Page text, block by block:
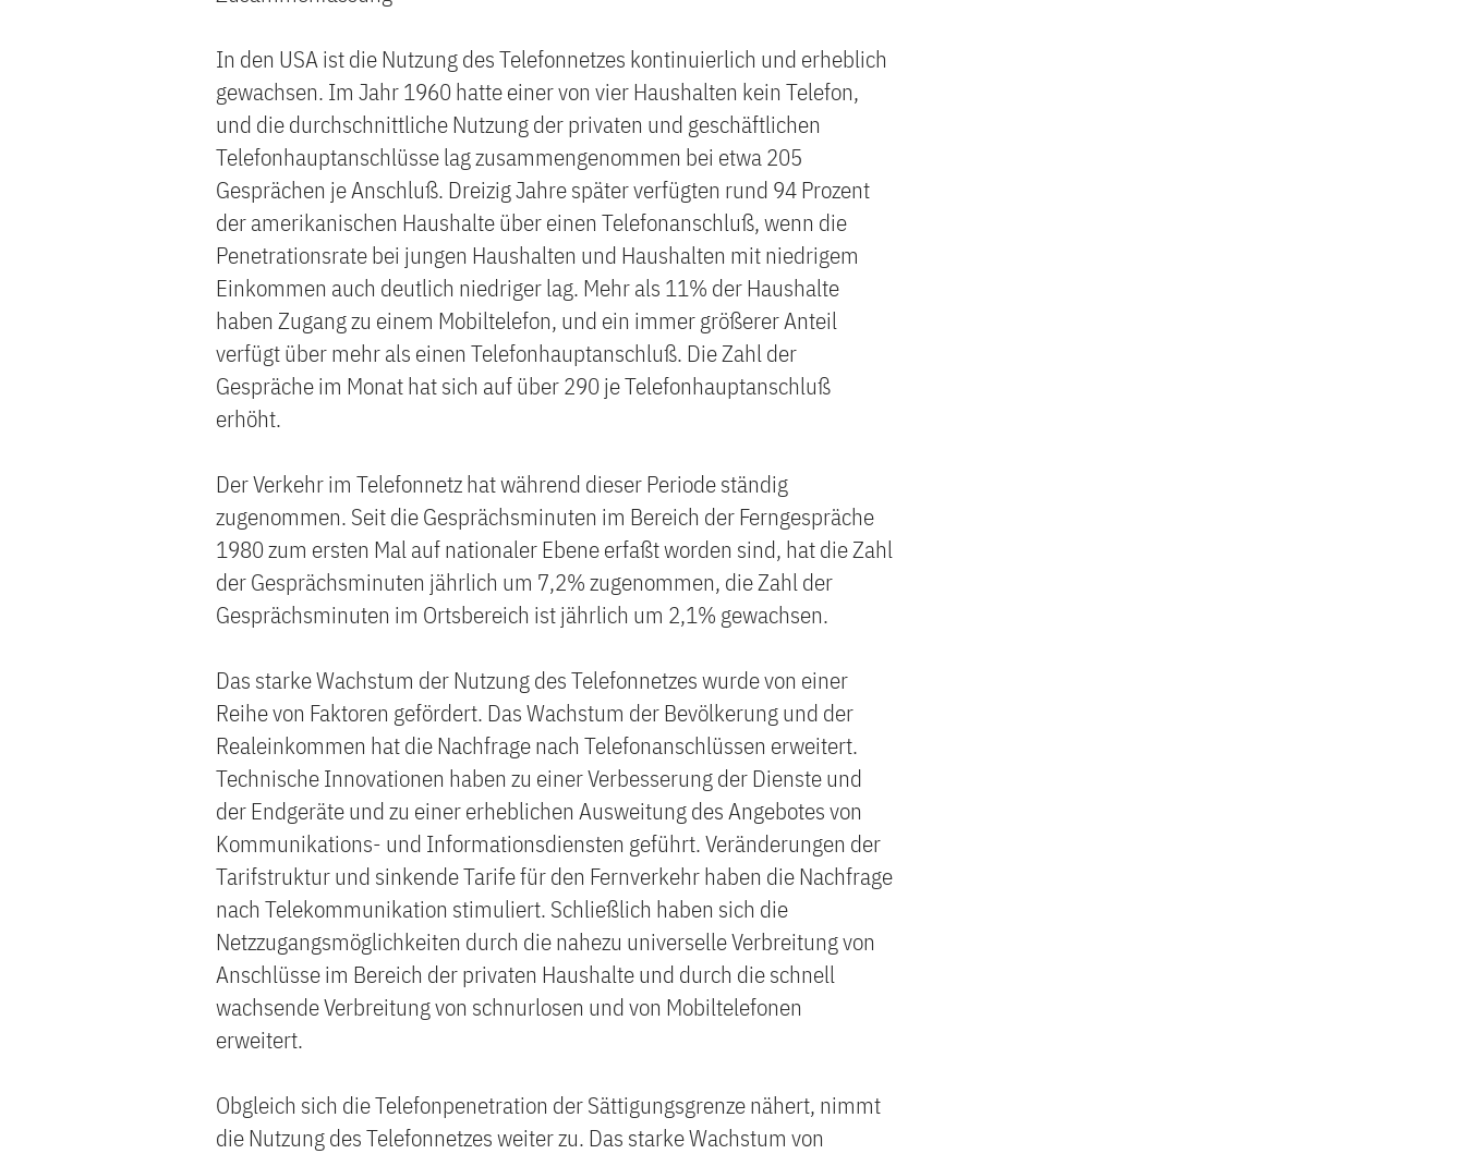
In den USA ist die Nutzung des Telefonnetzes kontinuierlich und erheblich
gewachsen. Im Jahr 1960 hatte einer von vier Haushalten kein Telefon,
und die durchschnittliche Nutzung der privaten und geschäftlichen
Telefonhauptanschlüsse lag zusammengenommen bei etwa 205
Gesprächen je Anschluß. Dreizig Jahre später verfügten rund 94 Prozent
der amerikanischen Haushalte über einen Telefonanschluß, wenn die
Penetrationsrate bei jungen Haushalten und Haushalten mit niedrigem
Einkommen auch deutlich niedriger lag. Mehr als 11% der Haushalte
haben Zugang zu einem Mobiltelefon, und ein immer größerer Anteil
verfügt über mehr als einen Telefonhauptanschluß. Die Zahl der
Gespräche im Monat hat sich auf über 290 je Telefonhauptanschluß
erhöht.
Der Verkehr im Telefonnetz hat während dieser Periode ständig
zugenommen. Seit die Gesprächsminuten im Bereich der Ferngespräche
1980 zum ersten Mal auf nationaler Ebene erfaßt worden sind, hat die Zahl
der Gesprächsminuten jährlich um 7,2% zugenommen, die Zahl der
Gesprächsminuten im Ortsbereich ist jährlich um 2,1% gewachsen.
Das starke Wachstum der Nutzung des Telefonnetzes wurde von einer
Reihe von Faktoren gefördert. Das Wachstum der Bevölkerung und der
Realeinkommen hat die Nachfrage nach Telefonanschlüssen erweitert.
Technische Innovationen haben zu einer Verbesserung der Dienste und
der Endgeräte und zu einer erheblichen Ausweitung des Angebotes von
Kommunikations- und Informationsdiensten geführt. Veränderungen der
Tarifstruktur und sinkende Tarife für den Fernverkehr haben die Nachfrage
nach Telekommunikation stimuliert. Schließlich haben sich die
Netzzugangsmöglichkeiten durch die nahezu universelle Verbreitung von
Anschlüsse im Bereich der privaten Haushalte und durch die schnell
wachsende Verbreitung von schnurlosen und von Mobiltelefonen
erweitert.
Obgleich sich die Telefonpenetration der Sättigungsgrenze nähert, nimmt
die Nutzung des Telefonnetzes weiter zu. Das starke Wachstum von